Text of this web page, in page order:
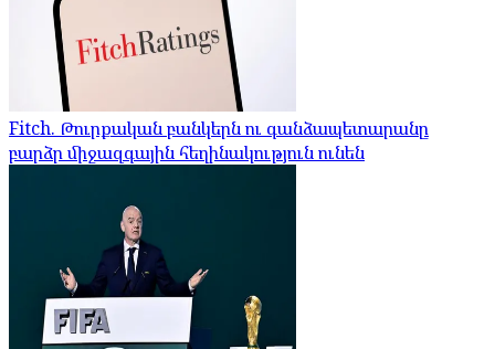
Fitch. Թուրքական բանկերն ու գանձապետարանը
բարձր միջազգային հեղինակություն ունեն